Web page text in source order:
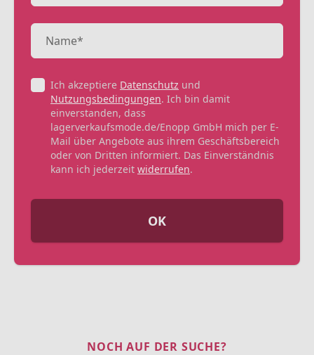
Ich akzeptiere Datenschutz und
Nutzungsbedingungen. Ich bin damit
einverstanden, dass
lagerverkaufsmode.de/Enopp GmbH mich per E-
Mail über Angebote aus ihrem Geschäftsbereich
oder von Dritten informiert. Das Einverständnis
kann ich jederzeit widerrufen.
OK
NOCH AUF DER SUCHE?